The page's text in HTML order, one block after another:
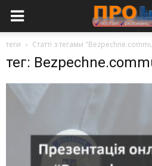
теги Статті з тегами
тег: